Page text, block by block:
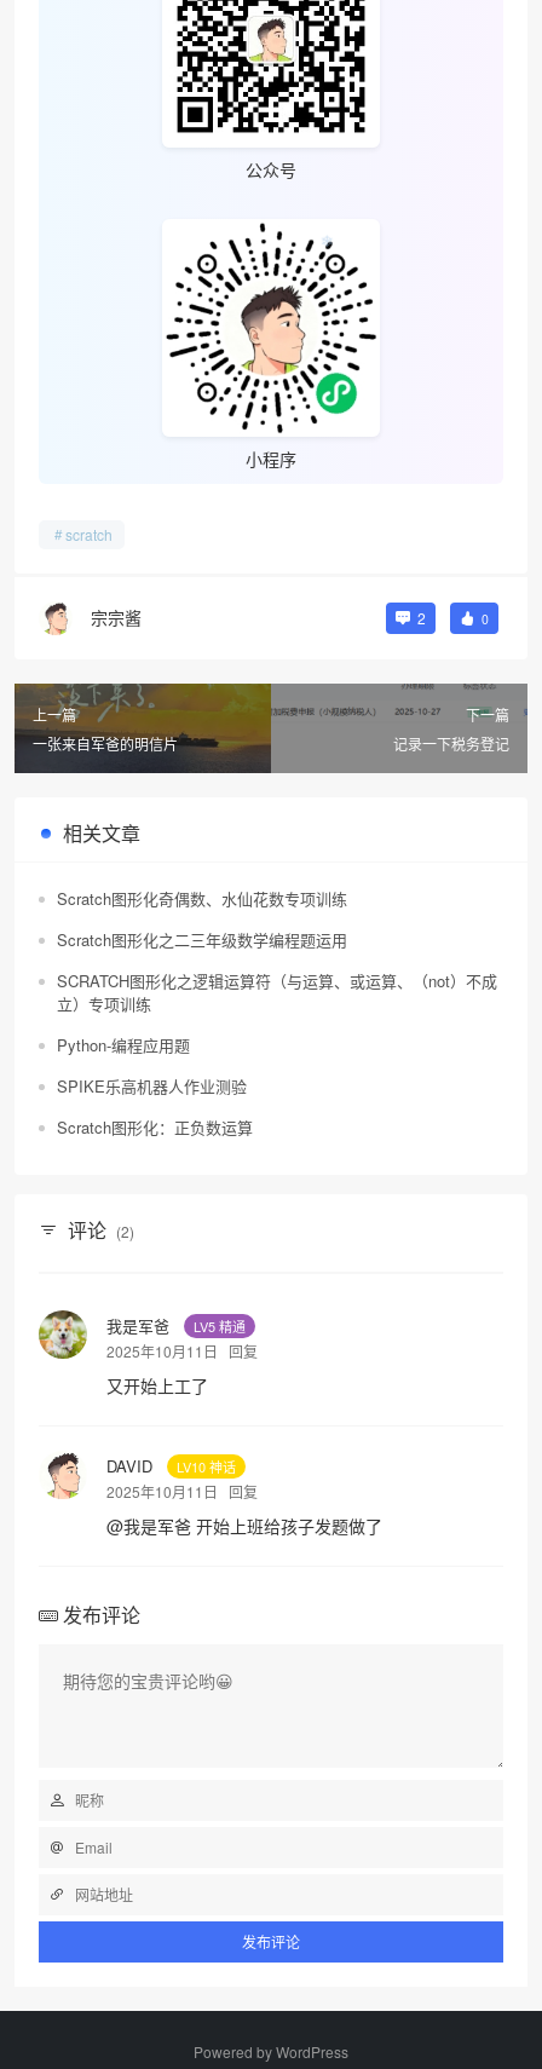
公众号
小程序
scratch
宗宗酱 2 0
上一篇
一张来自军爸的明信片
下一篇
记录一下税务登记
相关文章
Scratch图形化奇偶数、水仙花数专项训练
Scratch图形化之二三年级数学编程题运用
SCRATCH图形化之逻辑运算符（与运算、或运算、（not）不成
立）专项训练
Python-编程应用题
SPIKE乐高机器人作业测验
Scratch图形化：正负数运算
评论 (2)
我是军爸 LV5 精通
2025年10月11日 回复
又开始上工了
DAVID LV10 神话
2025年10月11日 回复
@我是军爸 开始上班给孩子发题做了
发布评论
Powered byWordPress